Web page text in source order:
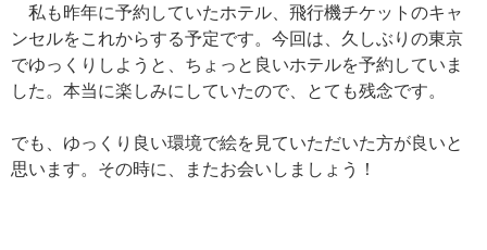
私も昨年に予約していたホテル、飛行機チケットのキャ
ンセルをこれからする予定です。今回は、久しぶりの東京
でゆっくりしようと、ちょっと良いホテルを予約していま
した。本当に楽しみにしていたので、とても残念です。
でも、ゆっくり良い環境で絵を見ていただいた方が良いと
思います。その時に、またお会いしましょう！